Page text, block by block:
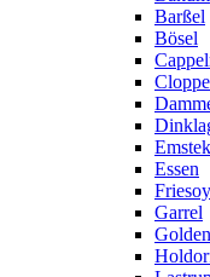
Barßel
Bösel
Emstek
Essen
Garrel